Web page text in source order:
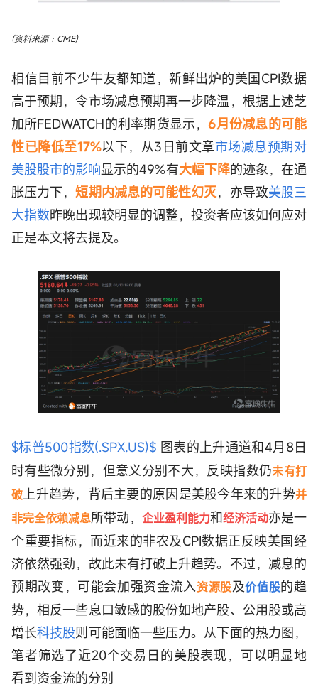
(资料来源﹕CME)
相信目前不少牛友都知道，新鲜出炉的美国CPI数据
高于预期，令市场减息预期再一步降温，根据上述芝
加所FEDWATCH的利率期货显示，6月份减息的可能
性已降低至17%以下，从3日前文章市场减息预期对
美股股市的影响显示的49%有大幅下降的迹象，在通
胀压力下，短期内减息的可能性幻灭，亦导致美股三
大指数昨晚出现较明显的调整，投资者应该如何应对
正是本文将去提及。
$标普500指数(.SPX.US)$ 图表的上升通道和4月8日
时有些微分别，但意义分别不大，反映指数仍未有打
破 上升趋势，背后主要的原因是美股今年来的升势并
非完全依赖减息所带动， 企业盈利能力和经济活动亦是一
个重要指标，而近来的非农及CPI数据正反映美国经
济依然强劲，故此未有打破上升趋势。不过，减息的
预期改变，可能会加强资金流入资源股及价值股的趋
势，相反一些息口敏感的股份如地产股、公用股或高
增长科技股则可能面临一些压力。从下面的热力图，
笔者筛选了近20个交易日的美股表现，可以明显地
看到资金流的分别